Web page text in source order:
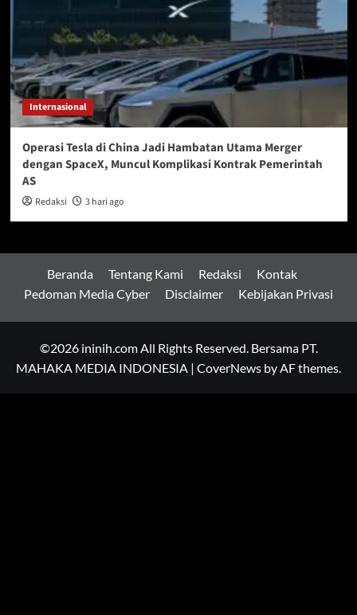
Internasional
Operasi Tesla di China Jadi Hambatan Utama Merger
dengan SpaceX, Muncul Komplikasi Kontrak Pemerintah
AS
Redaksi 3 hari ago
Beranda Tentang Kami Redaksi
Kontak
Pedoman Media Cyber
Disclaimer Kebijakan Privasi
©2026 ininih.com All Rights Reserved. Bersama PT.
MAHAKA MEDIA INDONESIA | CoverNews by AF themes.